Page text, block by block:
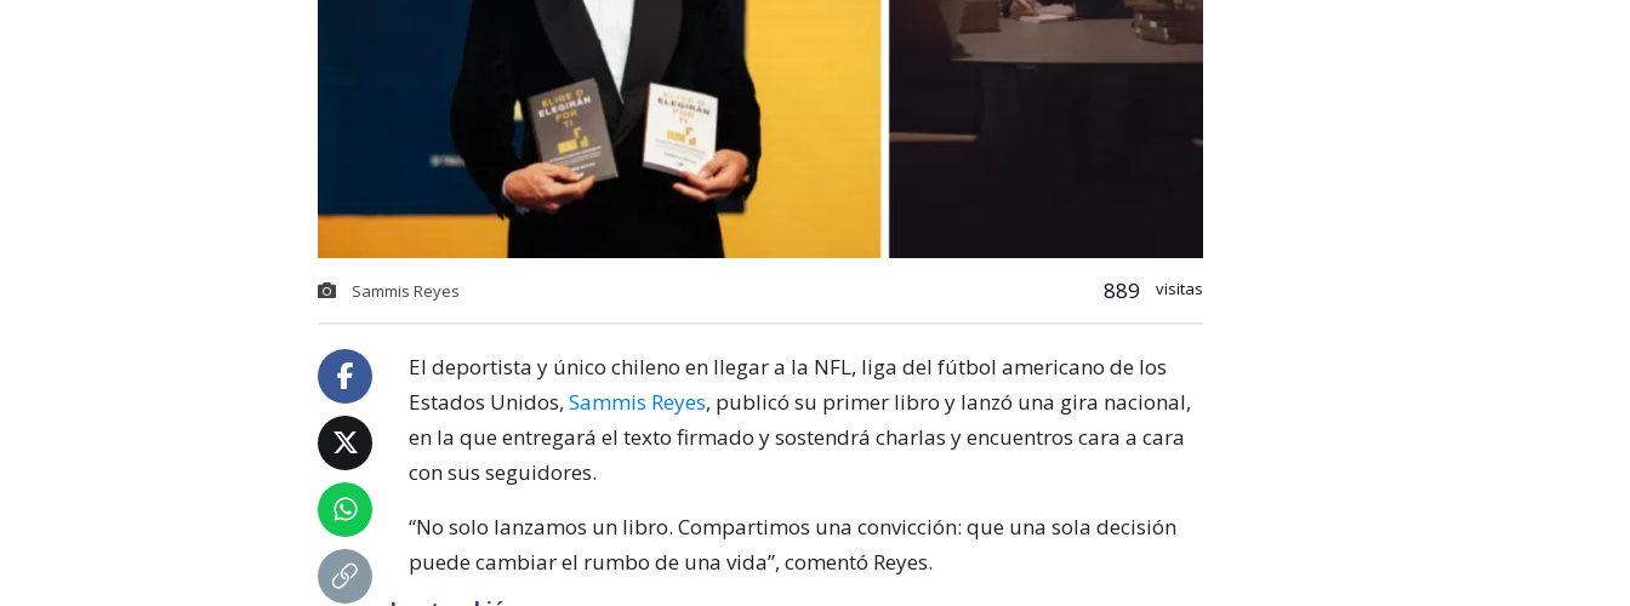
Sammis Reyes 889 visitas
El deportista y único chileno en llegar a la NFL, liga del fútbol americano de los
Estados Unidos, Sammis Reyes, publicó su primer libro y lanzó una gira nacional,
en la que entregará el texto firmado y sostendrá charlas y encuentros cara a cara
con sus seguidores.
“No solo lanzamos un libro. Compartimos una convicción: que una sola decisión
puede cambiar el rumbo de una vida”, comentó Reyes.